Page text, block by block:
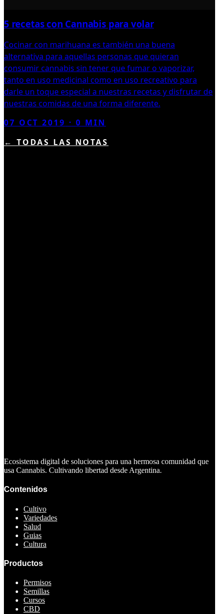
5 recetas con Cannabis para volar
Cocinar con marihuana es también una buena
alternativa para aquellas personas que quieran
consumir cannabis sin tener que fumar o vaporizar,
tanto en uso medicinal como en uso recreativo para
darle un toque especial a nuestras recetas y disfrutar de
nuestras comidas de una forma diferente.
07 OCT 2019 ·0 MIN
← TODAS LAS NOTAS
Ecosistema digital de soluciones para una hermosa comunidad que
usa Cannabis. Cultivando libertad desde Argentina.
Contenidos
Cultivo
Variedades
Salud
Guias
Cultura
Productos
Permisos
Semillas
Cursos
CBD